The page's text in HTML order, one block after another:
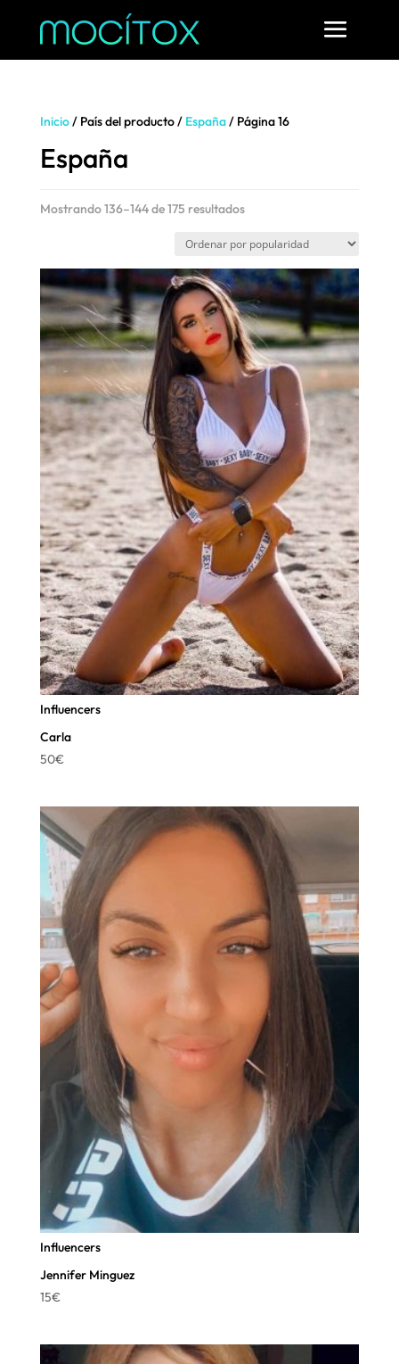
Inicio/ País del producto / España/ Página 16
España
Mostrando 136–144 de 175 resultadosOrdenado
popularidad
Influencers
Carla
50€
Influencers
Jennifer Minguez
15€